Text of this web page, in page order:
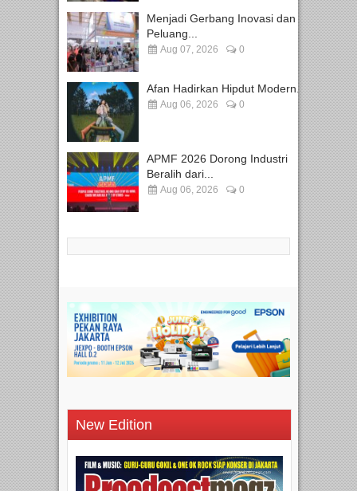
Menjadi Gerbang Inovasi dan
Peluang...
Aug 07, 2026 0
Afan Hadirkan Hipdut Modern...
Aug 06, 2026 0
APMF 2026 Dorong Industri
Beralih dari...
Aug 06, 2026 0
New Edition